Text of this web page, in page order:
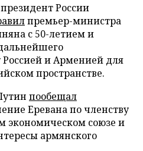
России
премьер-министра
с 50-летием и
и Арменией для
пространстве.
пообещал
Еревана по членству
экономическом союзе и
армянского